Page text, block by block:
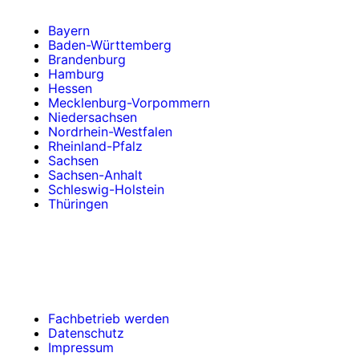
Bayern
Baden-Württemberg
Brandenburg
Hamburg
Hessen
Mecklenburg-Vorpommern
Niedersachsen
Nordrhein-Westfalen
Rheinland-Pfalz
Sachsen
Sachsen-Anhalt
Schleswig-Holstein
Thüringen
Fachbetrieb werden
Datenschutz
Impressum